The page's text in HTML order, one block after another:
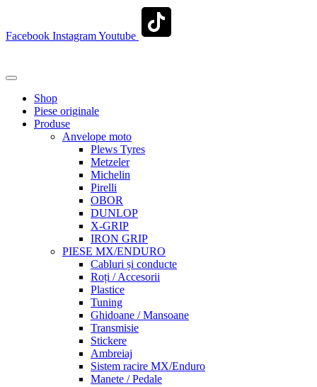
Facebook InstagramYoutube
Shop
Piese originale
Produse
Anvelope moto
Plews Tyres
Metzeler
Michelin
Pirelli
OBOR
DUNLOP
X-GRIP
IRON GRIP
PIESE MX/ENDURO
Cabluri și conducte
Roți / Accesorii
Plastice
Tuning
Ghidoane / Mansoane
Transmisie
Stickere
Ambreiaj
Sistem racire MX/Enduro
Manete / Pedale